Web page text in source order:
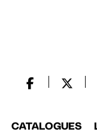
CATALOGUES